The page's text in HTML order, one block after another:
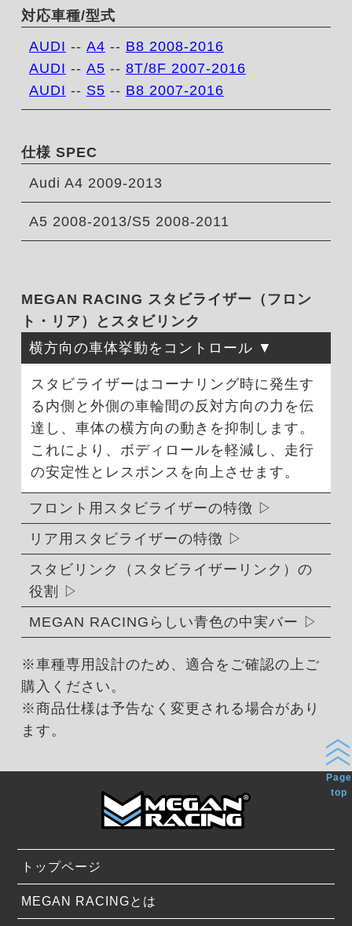
対応車種/型式
AUDI -- A4 -- B8 2008-2016
AUDI -- A5 -- 8T/8F 2007-2016
AUDI -- S5 -- B8 2007-2016
仕様 SPEC
Audi A4 2009-2013
A5 2008-2013/S5 2008-2011
MEGAN RACING スタビライザー（フロン
ト・リア）とスタビリンク
横方向の車体挙動をコントロール
スタビライザーはコーナリング時に発生す
る内側と外側の車輪間の反対方向の力を伝
達し、車体の横方向の動きを抑制します。
これにより、ボディロールを軽減し、走行
の安定性とレスポンスを向上させます。
フロント用スタビライザーの特徴
リア用スタビライザーの特徴
スタビリンク（スタビライザーリンク）の
役割
MEGAN RACINGらしい青色の中実バー
※車種専用設計のため、適合をご確認の上ご
購入ください。
※商品仕様は予告なく変更される場合があり
ます。
トップページ
MEGAN RACINGとは
Page
top